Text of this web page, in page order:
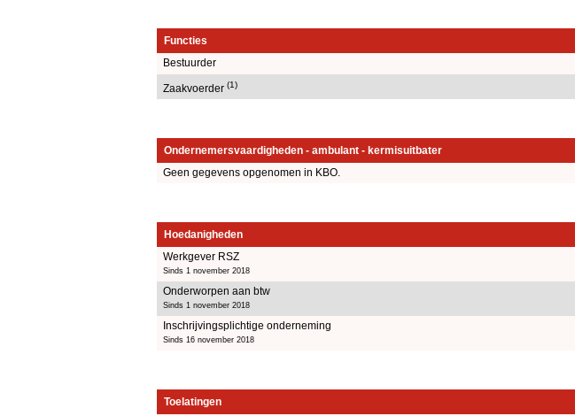
Functies
Bestuurder
Zaakvoerder (1)
Ondernemersvaardigheden - ambulant - kermisuitbater
Geen gegevens opgenomen in KBO.
Hoedanigheden
Werkgever RSZ
Sinds 1 november 2018
Onderworpen aan btw
Sinds 1 november 2018
Inschrijvingsplichtige onderneming
Sinds 16 november 2018
Toelatingen